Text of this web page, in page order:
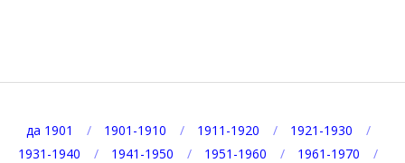
да 1901 1901-1910 1911-1920
1921-1930
1931-1940
1941-1950 1951-1960
1961-1970